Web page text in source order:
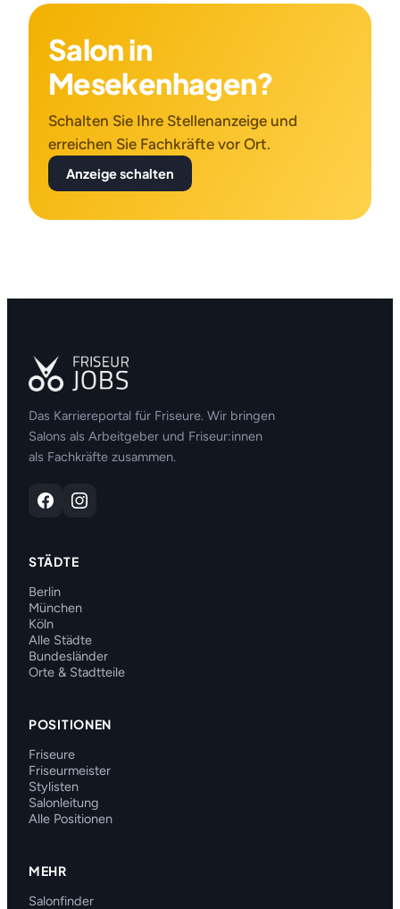
Salon in
Mesekenhagen?
Schalten Sie Ihre Stellenanzeige und
erreichen Sie Fachkräfte vor Ort.
Anzeige schalten
Das Karriereportal für Friseure. Wir bringen
Salons als Arbeitgeber und Friseur:innen
als Fachkräfte zusammen.
STÄDTE
Berlin
München
Köln
Alle Städte
Bundesländer
Orte & Stadtteile
POSITIONEN
Friseure
Friseurmeister
Stylisten
Salonleitung
Alle Positionen
MEHR
Salonfinder